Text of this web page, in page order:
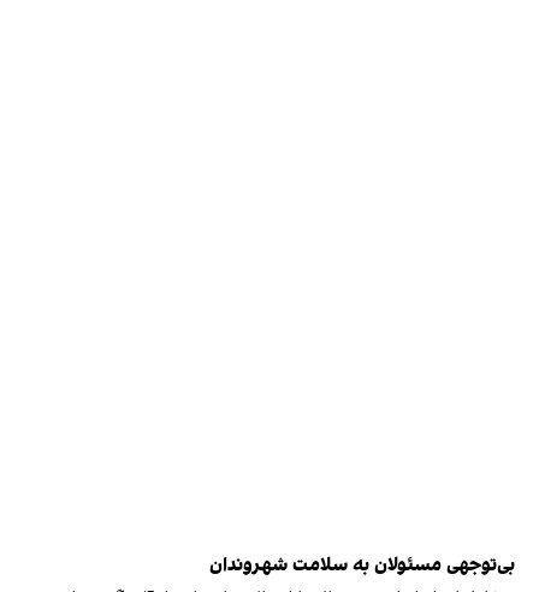
بی‌توجهی مسئولان به سلامت شهروندان